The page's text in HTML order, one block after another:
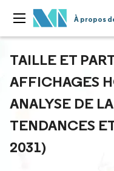
À propos
TAILLE ET
AFFICHAGES
ANALYSE DE
TENDANCES
2031)